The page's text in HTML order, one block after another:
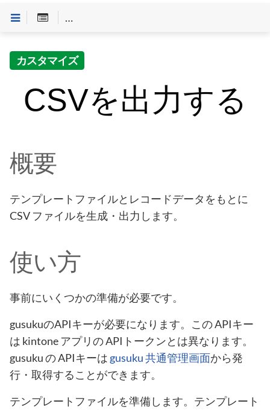
Customineドキュメントへようこそ
カスタマイズ
CSVを出力する
概要
テンプレートファイルとレコードデータをもとに
CSV ファイルを生成・出力します。
使い方
事前にいくつかの準備が必要です。
gusukuのAPIキーが必要になります。この APIキー
は kintone アプリの APIトークンとは異なります。
gusuku の APIキーは gusuku 共通管理画面から発
行・取得することができます。
テンプレートファイルを準備します。テンプレート